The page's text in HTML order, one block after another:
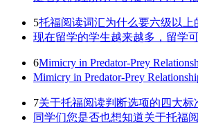
5托福阅读词汇为什么要六级以上
现在留学的学生越来越多，留学
6Mimicry in Predator-Prey
Mimicry in Predator-Prey
7关于托福阅读判断选项的四大标
同学们您是否也想知道关于托福